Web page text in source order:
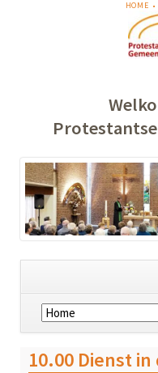
HOME
Navigatie
overslaan
10.00 Dienst